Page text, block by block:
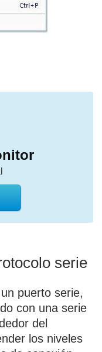
serie
puerto serie,
con una serie
del
los niveles